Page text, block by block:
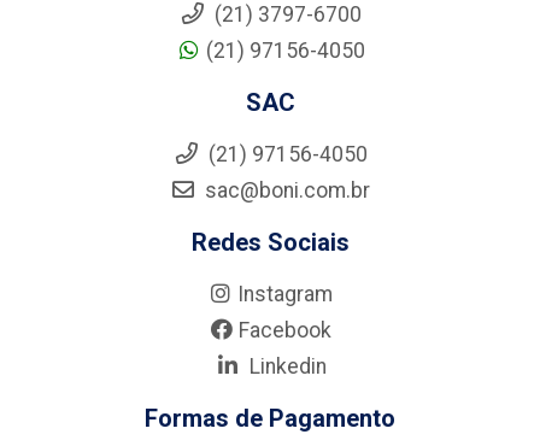
(21) 3797-6700
(21) 97156-4050
SAC
(21) 97156-4050
sac@boni.com.br
Redes Sociais
Instagram
Facebook
Linkedin
Formas de Pagamento